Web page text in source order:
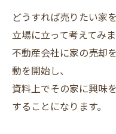
どうすれば売りたい家
立場に立って考えてみま
不動産会社に家の売却
動を開始し、
資料上でその家に興味
することになります。